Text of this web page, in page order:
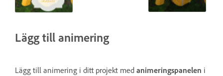
Lägg till animering
Lägg till animering i ditt projekt med animeringspanelen i